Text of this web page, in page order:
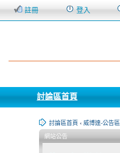
註冊 登入
討論區首頁
討論區首頁 ‹ 威博達-公告區
網站公告